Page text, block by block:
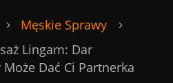
5 Męskie Sprawy 5
Lingam: Dar
Dać Ci Partnerka